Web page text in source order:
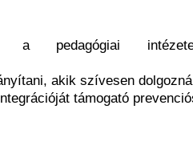
a pedagógiai
akik szívesen
támogató